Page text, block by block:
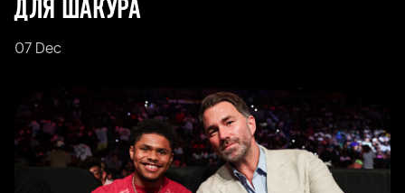
ДЛЯ ШАКУРА
07 Dec